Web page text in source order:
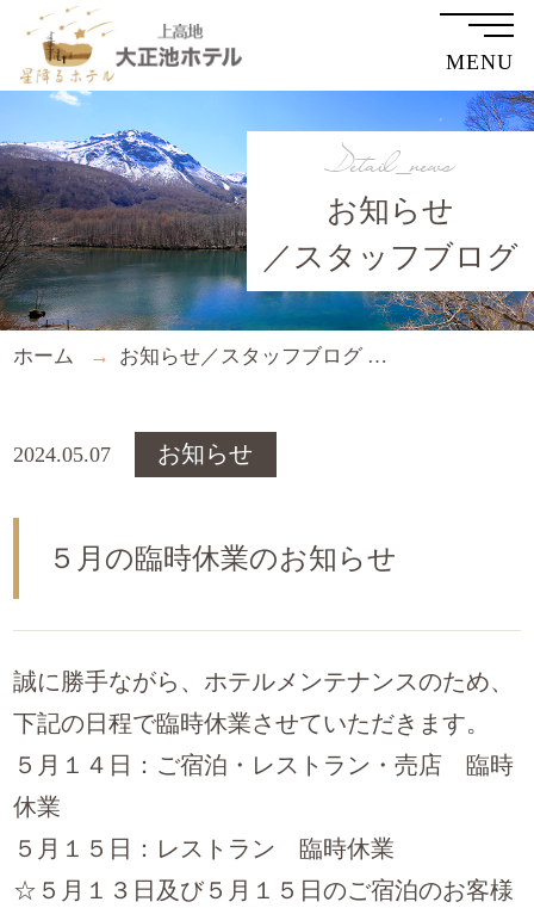
MENU
お知らせ
／スタッフブログ
Detail_news
ホーム お知らせ／スタッフブログ
2024.05.07 お知らせ
５月の臨時休業のお知らせ
誠に勝手ながら、ホテルメンテナンスのため、
下記の日程で臨時休業させていただきます。
５月１４日：ご宿泊・レストラン・売店 臨時
休業
５月１５日：レストラン 臨時休業
☆５月１３日及び５月１５日のご宿泊のお客様